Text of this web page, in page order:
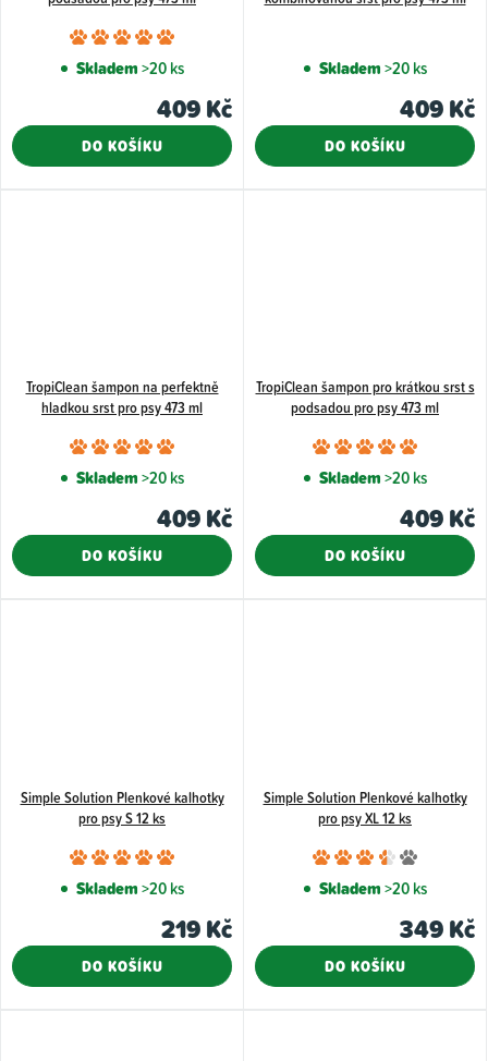
Průměrné
hodnocení
je
z
Skladem>20 ks
409 Kč
DO KOŠÍKU
Skladem>20 ks
409 Kč
DO KOŠÍKU
TropiClean šampon na perfektně
hladkou srst pro psy 473 ml
Průměrné
hodnocení
je
z
Skladem>20 ks
409 Kč
DO KOŠÍKU
TropiClean šampon pro krátkou srst s
podsadou pro psy 473 ml
je
z
Skladem>20 ks
409 Kč
DO KOŠÍKU
Simple Solution Plenkové kalhotky
pro psy S 12 ks
Průměrné
hodnocení
je
z
Skladem>20 ks
219 Kč
DO KOŠÍKU
Simple Solution Plenkové kalhotky
pro psy XL 12 ks
je
z
Skladem>20 ks
349 Kč
DO KOŠÍKU